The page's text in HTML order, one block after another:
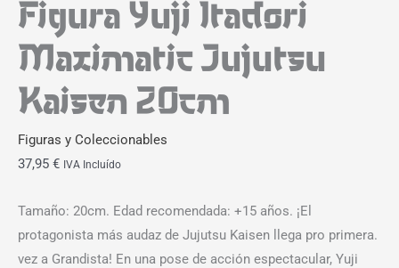
Figura Yuji Itadori
Maximatic Jujutsu
Kaisen 20cm
Figuras y Coleccionables
37,95 € IVA Incluído
Tamaño: 20cm. Edad recomendada: +15 años. ¡El
protagonista más audaz de Jujutsu Kaisen llega pro primera.
vez a Grandista! En una pose de acción espectacular, Yuji